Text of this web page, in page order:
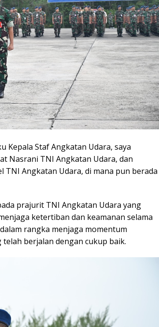
Kepala Staf Angkatan Udara, saya
Nasrani TNI Angkatan Udara, dan
TNI Angkatan Udara, di mana pun berada
prajurit TNI Angkatan Udara yang
ketertiban dan keamanan selama
rangka menjaga momentum
berjalan dengan cukup baik.